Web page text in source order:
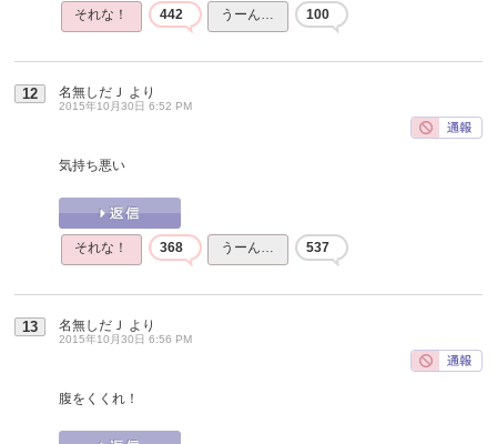
それな！ 442 うーん… 100
12 名無しだＪ より
2015年10月30日 6:52 PM
気持ち悪い
それな！ 368 うーん… 537
13 名無しだＪ より
2015年10月30日 6:56 PM
腹をくくれ！